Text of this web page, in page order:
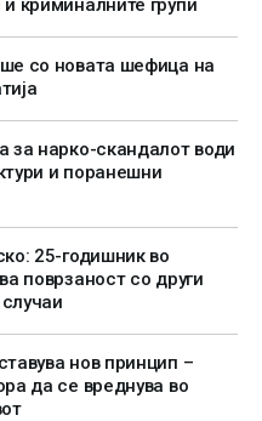
криминалните групи
со новата шефица на
за нарко-скандалот води
и поранешни
25-годишник во
поврзаност со други
нов принцип –
да се вреднува во